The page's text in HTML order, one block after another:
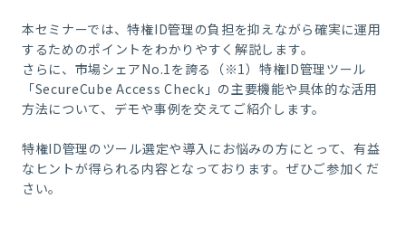
本セミナーでは、特権ID管理の負担を抑えながら確実に運用
するためのポイントをわかりやすく解説します。
さらに、市場シェアNo.1を誇る（※1）特権ID管理ツール
「SecureCube Access Check」の主要機能や具体的な活用
方法について、デモや事例を交えてご紹介します。
特権ID管理のツール選定や導入にお悩みの方にとって、有益
なヒントが得られる内容となっております。ぜひご参加くだ
さい。